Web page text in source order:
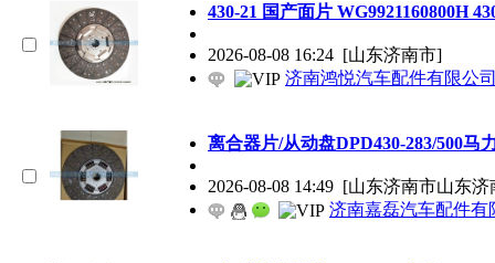
430-21 国产面片 WG9921160800H
2026-08-08 16:24 [山东济南市]
济南鸿悦汽车配件有限公
离合器片/从动盘DPD430-283/500马
2026-08-08 14:49 [山东济南市山东
济南嘉磊汽车配件有